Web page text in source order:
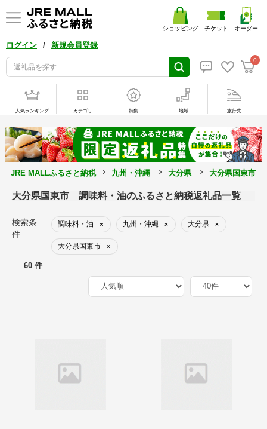
ログイン / 新規会員登録
0
ショッピング チケット オーダー
人気ランキング カテゴリ 特集 地域 旅行先
JRE MALLふるさと納税 九州・沖縄 大分県 大分県国東市
大分県国東市 調味料・油のふるさと納税返礼品一覧
検索条
件
調味料・油 × 九州・沖縄 × 大分県 ×
大分県国東市 ×
60 件